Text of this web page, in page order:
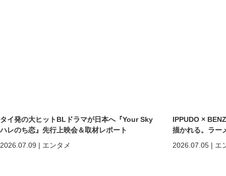
タイ発の大ヒットBLドラマが日本へ『Your Sky
ハレのち恋』先行上映会＆取材レポート
2026.07.09 | エンタメ
IPPUDO ×
描かれる。ラー
2026.07.05 | エ